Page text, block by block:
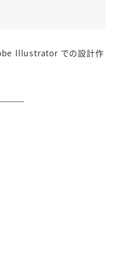
Illustrator での設計作